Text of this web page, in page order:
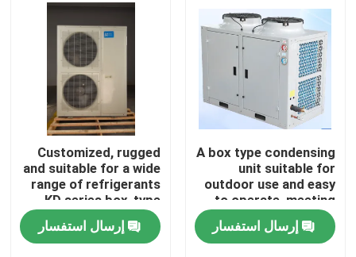
الصفحة الرئيسية
منتجات
معلومات عنا
جولة في المصنع
مراقبة الجودة
A box type condensing
unit suitable for
outdoor use and easy
to operate, meeting
the needs of
refrigerants such as
R404A, R507A, R448,
إرسال استفسار
Customized, rugged
and suitable for a wide
range of refrigerants
，KD series box-type
condensing
unit（4~7Hp
optional）
إرسال استفسار